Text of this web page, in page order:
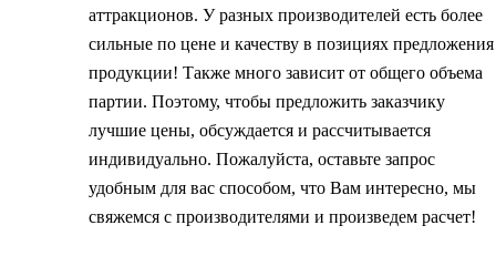
аттракционов. У разных производителей есть более
сильные по цене и качеству в позициях предложения
продукции! Также много зависит от общего объема
партии. Поэтому, чтобы предложить заказчику
лучшие цены, обсуждается и рассчитывается
индивидуально. Пожалуйста, оставьте запрос
удобным для вас способом, что Вам интересно, мы
свяжемся с производителями и произведем расчет!